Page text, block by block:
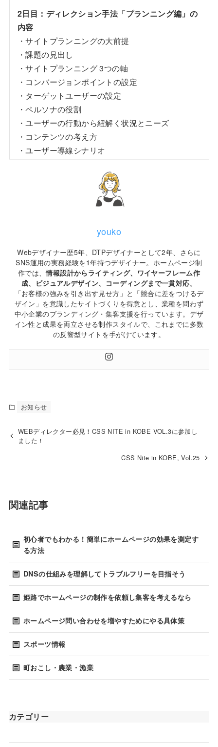
2日目：ディレクション手法「プランニング編」の
内容
・サイトプランニングの大前提
・課題の見出し
・サイトプランニング 3つの軸
・コンバージョンポイントの設定
・ターゲットユーザーの設定
・ペルソナの役割
・ユーザーの行動から紐解く状況とニーズ
・コンテンツの考え方
・ユーザー導線シナリオ
youko
Webデザイナー歴5年、DTPデザイナーとして2年、さらに
SNS運用の実務経験を1年持つデザイナー。ホームページ制
作では、情報設計からライティング、ワイヤーフレーム作
成、ビジュアルデザイン、コーディングまで一貫対応。
「お客様の強みを引き出す見せ方」と「競合に差をつけるデ
ザイン」を意識したサイトづくりを得意とし、業種を問わず
中小企業のブランディング・集客支援を行っています。デザ
イン性と成果を両立させる制作スタイルで、これまでに多数
の反響型サイトを手がけています。
お知らせ
WEBディレクター必見！CSS NITE in KOBE VOL.3に参加し
ました！
CSS Nite in KOBE, Vol.25
関連記事
初心者でもわかる！簡単にホームページの効果を測定す
る方法
DNSの仕組みを理解してトラブルフリーを目指そう
姫路でホームページの制作を依頼し集客を考えるなら
ホームページ問い合わせを増やすためにやる具体策
スポーツ情報
町おこし・農業・漁業
カテゴリー